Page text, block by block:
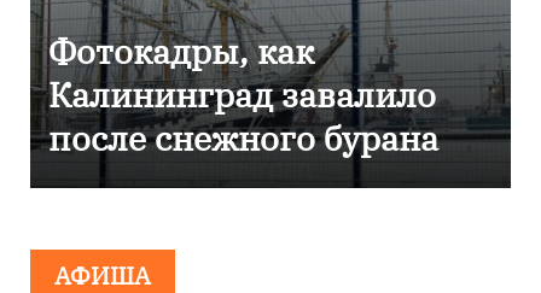
Фоторепортаж как в
Калининграде
эвакуировали ТЦ из-за
сообщения о
АФИША